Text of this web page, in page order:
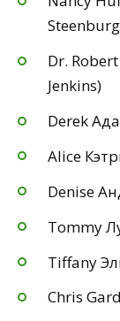
Dr.
Jenkins)
Derek
Alice
Denise
Tommy
Tiffany
Chris